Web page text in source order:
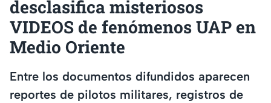
desclasifica misteriosos
VIDEOS de fenómenos UAP en
Medio Oriente
Entre los documentos difundidos aparecen
reportes de pilotos militares, registros de